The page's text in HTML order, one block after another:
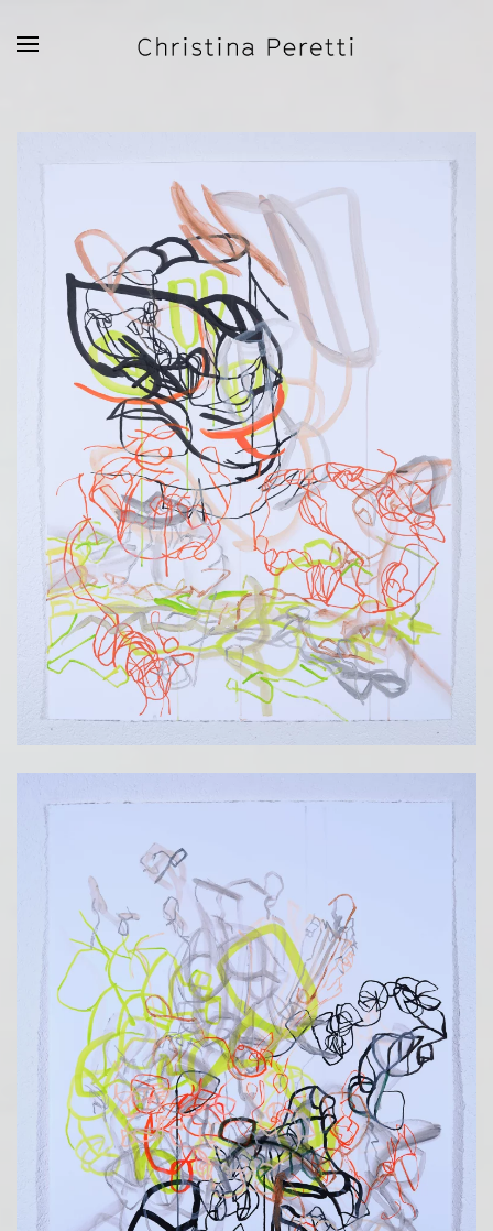
Zum Hauptinhalt springen